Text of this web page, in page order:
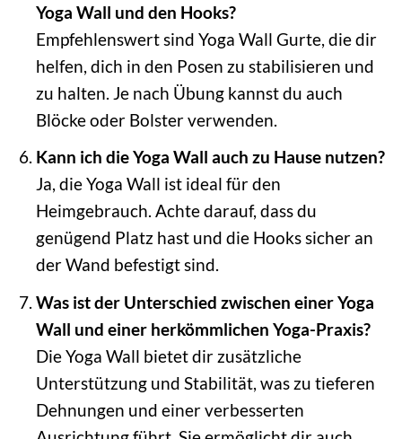
Yoga Wall und den Hooks?
Empfehlenswert sind Yoga Wall Gurte, die dir
helfen, dich in den Posen zu stabilisieren und
zu halten. Je nach Übung kannst du auch
Blöcke oder Bolster verwenden.
Kann ich die Yoga Wall auch zu Hause nutzen?
Ja, die Yoga Wall ist ideal für den
Heimgebrauch. Achte darauf, dass du
genügend Platz hast und die Hooks sicher an
der Wand befestigt sind.
Was ist der Unterschied zwischen einer Yoga
Wall und einer herkömmlichen Yoga-Praxis?
Die Yoga Wall bietet dir zusätzliche
Unterstützung und Stabilität, was zu tieferen
Dehnungen und einer verbesserten